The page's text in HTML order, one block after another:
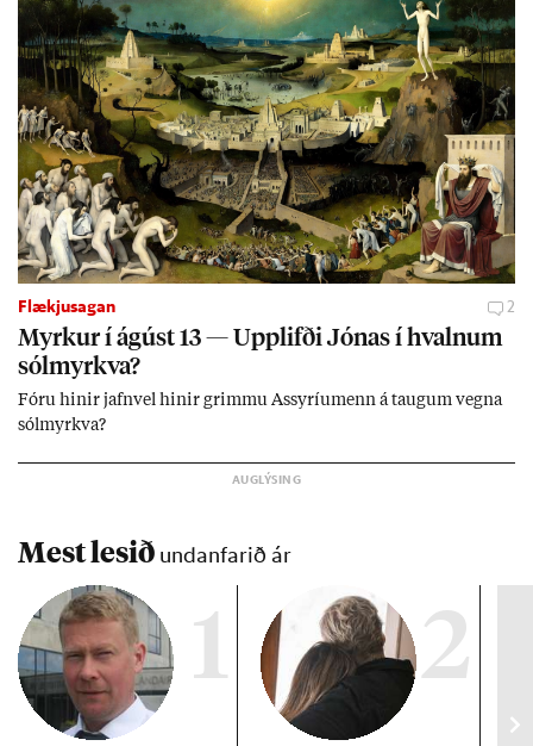
Flækjusagan 2
Myrk­ur í ág­úst 13 — Upp­lifði Jón­as í hvaln­um
sól­myrkva?
Fóru hinir jafn­vel hinir grimmu Ass­yríu­menn á taug­um vegna
sól­myrkva?
Mest lesið undanfarið ár
1 2